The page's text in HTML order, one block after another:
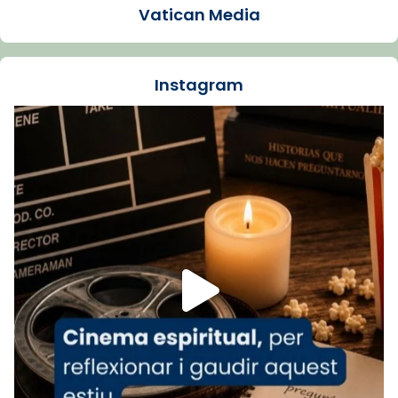
La Carmina va patir depressió. Fa gairebé
dos mesos, a l'Estadi Lluís Companys, la
Recupera l'entrevista comp
Vatican
tican News 👇
www.vaticannews.va/es/iglesia/news/2026-
07/carmina-historia-depresion-papa-viaje-
espana-testimoni...
Foto
View on Facebook · Share
Arquebisbat de Barcelona
2 weeks ago
«Avui les santes Juliana i Semproniana ens
Vatican Media
Instagram